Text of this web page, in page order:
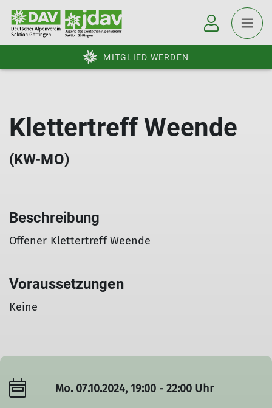
MITGLIED WERDEN
Klettertreff Weende
(KW-MO)
Beschreibung
Offener Klettertreff Weende
Voraussetzungen
Keine
Mo. 07.10.2024, 19:00 - 22:00 Uhr